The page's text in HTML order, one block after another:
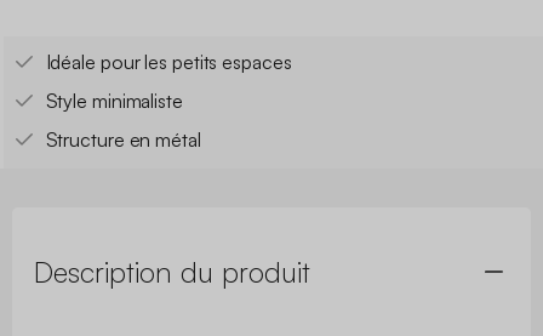
Idéale pour les petits espaces
Style minimaliste
Structure en métal
Description du produit